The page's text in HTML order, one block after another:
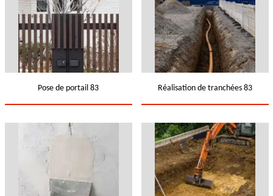
Pose de portail 83 Réalisation de tranchées 83